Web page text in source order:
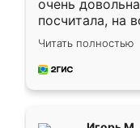
очень
посчитала, на
Замерщик
делу со всей
за день,
Читать полностью